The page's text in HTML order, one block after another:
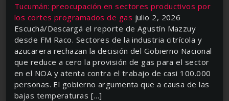
Tucumán: preocupación en sectores productivos por
los cortes programados de gas julio 2, 2026
Escuchá/Descargá el reporte de Agustín Mazzuy
desde FM Raco. Sectores de la industria citrícola y
azucarera rechazan la decisión del Gobierno Nacional
que reduce a cero la provisión de gas para el sector
en el NOA y atenta contra el trabajo de casi 100.000
personas. El gobierno argumenta que a causa de las
bajas temperaturas […]